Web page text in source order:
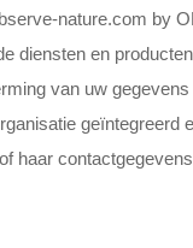
nature.com by
diensten en
van uw
geïntegreerd
haar